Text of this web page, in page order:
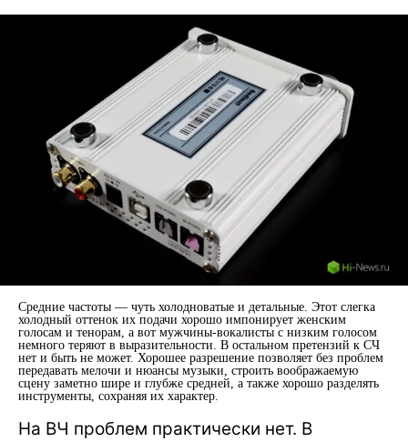
Средние частоты — чуть холодноватые и детальные. Этот слегка
холодный оттенок их подачи хорошо импонирует женским
голосам и тенорам, а вот мужчины-вокалисты с низким голосом
немного теряют в выразительности. В остальном претензий к СЧ
нет и быть не может. Хорошее разрешение позволяет без проблем
передавать мелочи и нюансы музыки, строить воображаемую
сцену заметно шире и глубже средней, а также хорошо разделять
инструменты, сохраняя их характер.
На ВЧ проблем практически нет. В